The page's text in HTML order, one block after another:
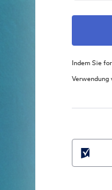
Indem Sie
Verwendung